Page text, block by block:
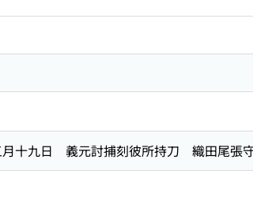
九日 義元討捕刻彼所持刀 織田尾張守